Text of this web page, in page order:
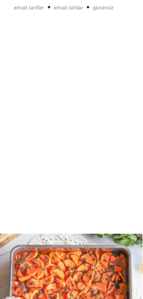
elmalı tarifler • elmalı tatlılar • glutensiz